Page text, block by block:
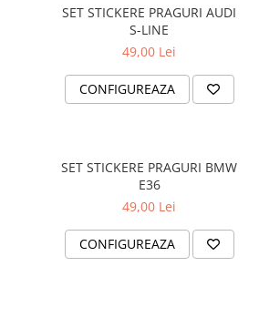
SET STICKERE PRAGURI AUDI
S-LINE
49,00 Lei
CONFIGUREAZA
SET STICKERE PRAGURI BMW
E36
49,00 Lei
CONFIGUREAZA